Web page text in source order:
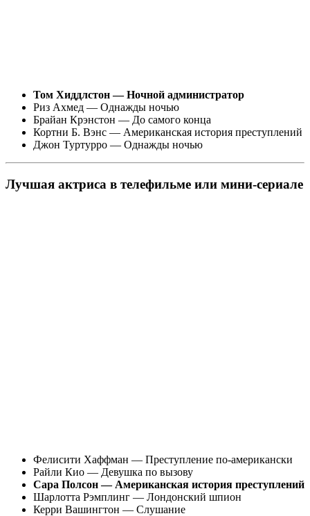
Том Хиддлстон — Ночной администратор
Риз Ахмед — Однажды ночью
Брайан Крэнстон — До самого конца
Кортни Б. Вэнс — Американская история преступлений
Джон Туртурро — Однажды ночью
Лучшая актриса в телефильме или мини-сериале
Фелисити Хаффман — Преступление по-американски
Райли Кио — Девушка по вызову
Сара Полсон — Американская история преступлений
Шарлотта Рэмплинг — Лондонский шпион
Керри Вашингтон — Слушание